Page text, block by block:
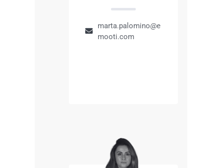
marta.palomino@e
mooti.com